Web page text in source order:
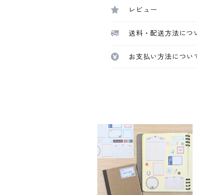
レビュー
送料・配送方法につ
お支払い方法につい